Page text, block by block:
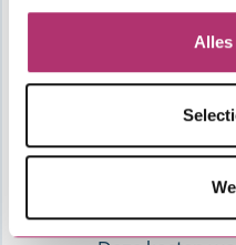
Alles
Vraag je een
Vraag je een
Afsluitkosten